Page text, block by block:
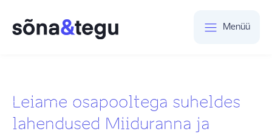
Menüü
Leiame osapooltega suheldes
lahendused Miiduranna ja